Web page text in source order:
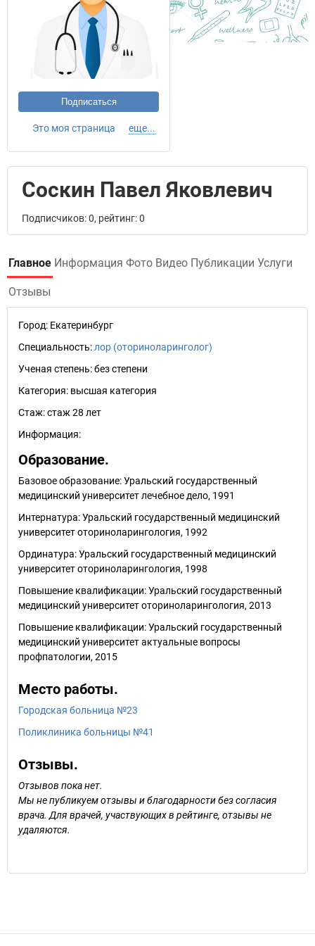
Подписаться
Это моя страница еще...
Соскин Павел Яковлевич
Подписчиков: 0, рейтинг: 0
Главное Информация Фото Видео Публикации Услуги
Отзывы
Город: Екатеринбург
Специальность: лор (оториноларинголог)
Ученая степень:без степени
Категория: высшая категория
Стаж:стаж 28 лет
Информация:
Образование.
Базовое образование: Уральский государственный
медицинский университет лечебное дело, 1991
Интернатура: Уральский государственный медицинский
университет оториноларингология, 1992
Ординатура: Уральский государственный медицинский
университет оториноларингология, 1998
Повышение квалификации: Уральский государственный
медицинский университет оториноларингология, 2013
Повышение квалификации: Уральский государственный
медицинский университет актуальные вопросы
профпатологии, 2015
Место работы.
Городская больница №23
Поликлиника больницы №41
Отзывы.
Отзывов пока нет.
Мы не публикуем отзывы и благодарности без согласия
врача. Для врачей, участвующих в рейтинге, отзывы не
удаляются.